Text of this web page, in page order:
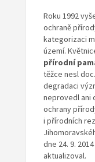
Roku 1992
ochraně
kategorizaci
území.
přírodní
těžce nesl
degradaci
neprovedl ani
ochrany
i přírodních
dne 24. 9.
aktualizoval.